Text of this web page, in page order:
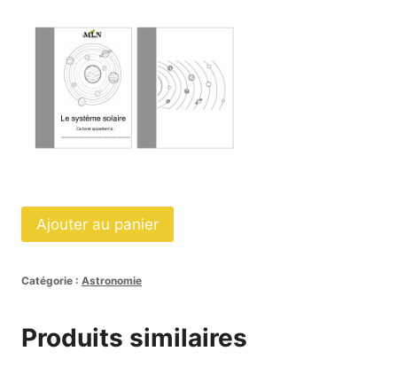
quantité
de
de
script
Ajouter au panier
Catégorie : Astronomie
Produits similaires